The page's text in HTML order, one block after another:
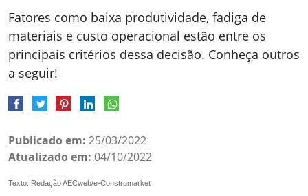
Fatores como baixa produtividade, fadiga de
materiais e custo operacional estão entre os
principais critérios dessa decisão. Conheça outros
a seguir!
Publicado em: 25/03/2022
Atualizado em: 04/10/2022
Texto: Redação AECweb/e-Construmarket